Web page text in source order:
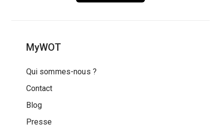
MyWOT
Qui sommes-nous ?
Contact
Blog
Presse